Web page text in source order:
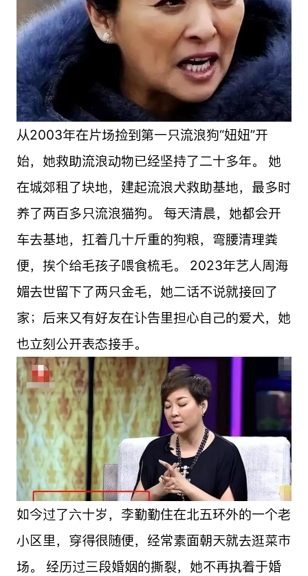
从2003年在片场捡到第一只流浪狗“妞妞”开
始，她救助流浪动物已经坚持了二十多年。 她
在城郊租了块地，建起流浪犬救助基地，最多时
养了两百多只流浪猫狗。 每天清晨，她都会开
车去基地，扛着几十斤重的狗粮，弯腰清理粪
便，挨个给毛孩子喂食梳毛。 2023年艺人周海
媚去世留下了两只金毛，她二话不说就接回了
家；后来又有好友在讣告里担心自己的爱犬，她
也立刻公开表态接手。
如今过了六十岁，李勤勤住在北五环外的一个老
小区里，穿得很随便，经常素面朝天就去逛菜市
场。 经历过三段婚姻的撕裂，她不再执着于婚